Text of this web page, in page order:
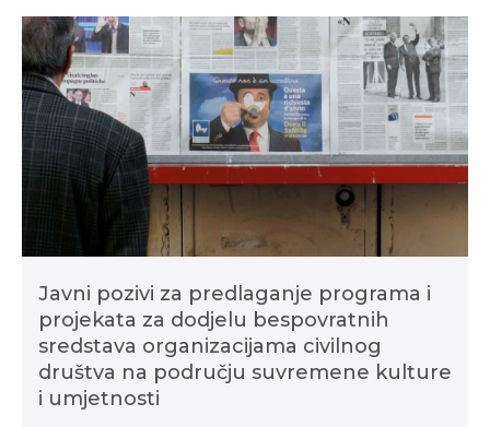
Javni pozivi za predlaganje programa i
projekata za dodjelu bespovratnih
sredstava organizacijama civilnog
društva na području suvremene kulture
i umjetnosti